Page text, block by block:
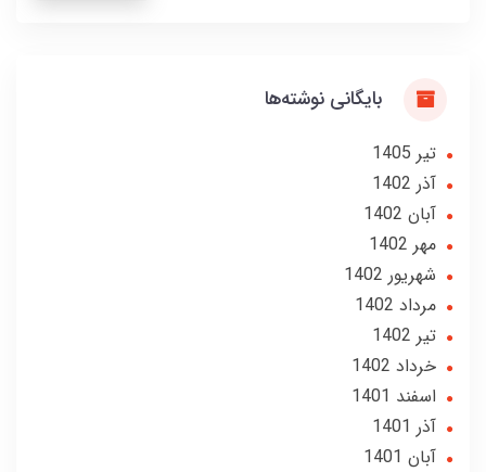
بایگانی نوشته‌ها
تير 1405
آذر 1402
آبان 1402
مهر 1402
شهریور 1402
مرداد 1402
تير 1402
خرداد 1402
اسفند 1401
آذر 1401
آبان 1401